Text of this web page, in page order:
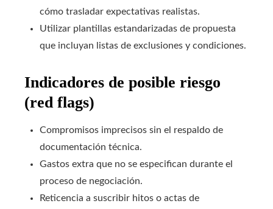
cómo trasladar expectativas realistas.
Utilizar plantillas estandarizadas de propuesta
que incluyan listas de exclusiones y condiciones.
Indicadores de posible riesgo
(red flags)
Compromisos imprecisos sin el respaldo de
documentación técnica.
Gastos extra que no se especifican durante el
proceso de negociación.
Reticencia a suscribir hitos o actas de